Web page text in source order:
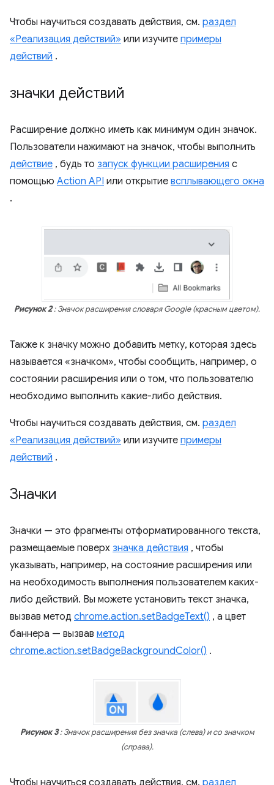
Чтобы научиться создавать действия, см. раздел
«Реализация действий» или изучите примеры
действий .
значки действий
Расширение должно иметь как минимум один значок.
Пользователи нажимают на значок, чтобы выполнить
действие , будь то запуск функции расширения с
помощью Action API или открытие всплывающего окна
.
Рисунок 2: Значок расширения словаря Google (красным цветом).
Также к значку можно добавить метку, которая здесь
называется «значком», чтобы сообщить, например, о
состоянии расширения или о том, что пользователю
необходимо выполнить какие-либо действия.
Чтобы научиться создавать действия, см. раздел
«Реализация действий» или изучите примеры
действий .
Значки
Значки — это фрагменты отформатированного текста,
размещаемые поверх значка действия , чтобы
указывать, например, на состояние расширения или
на необходимость выполнения пользователем каких-
либо действий. Вы можете установить текст значка,
вызвав метод chrome.action.setBadgeText() , а цвет
баннера — вызвав метод
chrome.action.setBadgeBackgroundColor() .
Рисунок 3: Значок расширения без значка (слева) и со значком
(справа).
Чтобы научиться создавать действия, см. раздел